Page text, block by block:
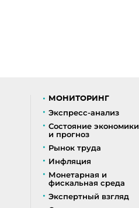
МОНИТОРИНГ
Экспресс-анализ
Состояние экономики
и прогноз
Рынок труда
Инфляция
Монетарная и
фискальная среда
Экспертный взгляд